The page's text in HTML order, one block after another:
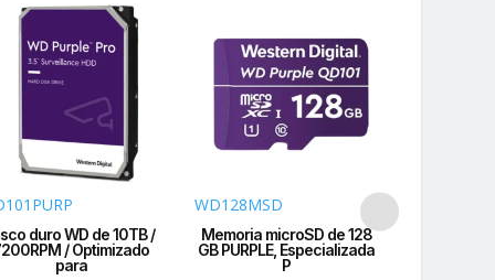
duro WD de 10TB /
/ Optimizado
para
WD128MSD
Memoria microSD de 128
GB PURPLE, Especializada
P